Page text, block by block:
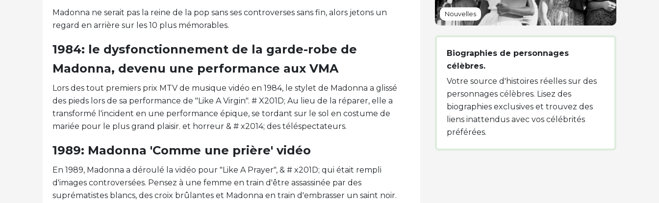
Madonna ne serait pas la reine de la pop sans ses controverses sans fin, alors jetons un
regard en arrière sur les 10 plus mémorables.
1984: le dysfonctionnement de la garde-robe de
Madonna, devenu une performance aux VMA
Lors des tout premiers prix MTV de musique vidéo en 1984, le stylet de Madonna a glissé
des pieds lors de sa performance de "Like A Virgin". # X201D; Au lieu de la réparer, elle a
transformé l'incident en une performance épique, se tordant sur le sol en costume de
mariée pour le plus grand plaisir. et horreur & # x2014; des téléspectateurs.
1989: Madonna 'Comme une prière' vidéo
En 1989, Madonna a déroulé la vidéo pour "Like A Prayer", & # x201D; qui était rempli
d'images controversées. Pensez à une femme en train d'être assassinée par des
suprématistes blancs, des croix brûlantes et Madonna en train d'embrasser un saint noir.
Nouvelles
Biographies de personnages
célèbres.
Votre source d'histoires réelles sur des
personnages célèbres. Lisez des
biographies exclusives et trouvez des
liens inattendus avec vos célébrités
préférées.